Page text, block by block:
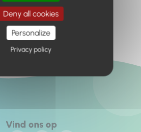
Retour à l'accueil
Vind ons op
Deny all cookies
Personalize
Privacy policy